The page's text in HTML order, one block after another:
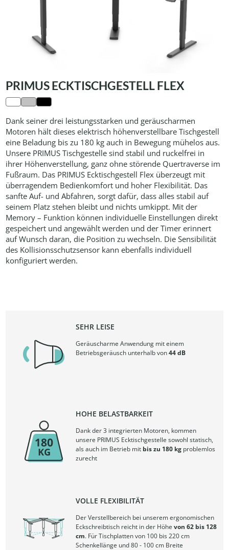
PRIMUS ECKTISCHGESTELL FLEX
Dank seiner drei leistungsstarken und geräuscharmen
Motoren hält dieses elektrisch höhenverstellbare Tischgestell
eine Beladung bis zu 180 kg auch in Bewegung mühelos aus.
Unsere PRIMUS Tischgestelle sind stabil und ruckelfrei in
ihrer Höhenverstellung, ganz ohne störende Quertraverse im
Fußraum. Das PRIMUS Ecktischgestell Flex überzeugt mit
überragendem Bedienkomfort und hoher Flexibilität. Das
sanfte Auf- und Abfahren, sorgt dafür, dass alles stabil auf
seinem Platz stehen bleibt und nichts umkippt. Mit der
Memory – Funktion können individuelle Einstellungen direkt
gespeichert und angewählt werden und der Timer erinnert
auf Wunsch daran, die Position zu wechseln. Die Sensibilität
des Kollisionsschutzsensor kann ebenfalls individuell
konfiguriert werden.
SEHR LEISE
Geräuscharme Anwendung mit einem
Betriebsgeräusch unterhalb von44 dB
HOHE BELASTBARKEIT
Dank der 3 integrierten Motoren, kommen
unsere PRIMUS Ecktischgestelle sowohl statisch,
als auch im Betrieb mit bis zu 180 kg problemlos
zurecht
VOLLE FLEXIBILITÄT
Der Verstellbereich bei unserem ergonomischen
Eckschreibtisch reicht in der Höhevon 62 bis 128
cm. Für Tischplatten von 100 bis 220 cm
Schenkellänge und 80 - 100 cm Breite